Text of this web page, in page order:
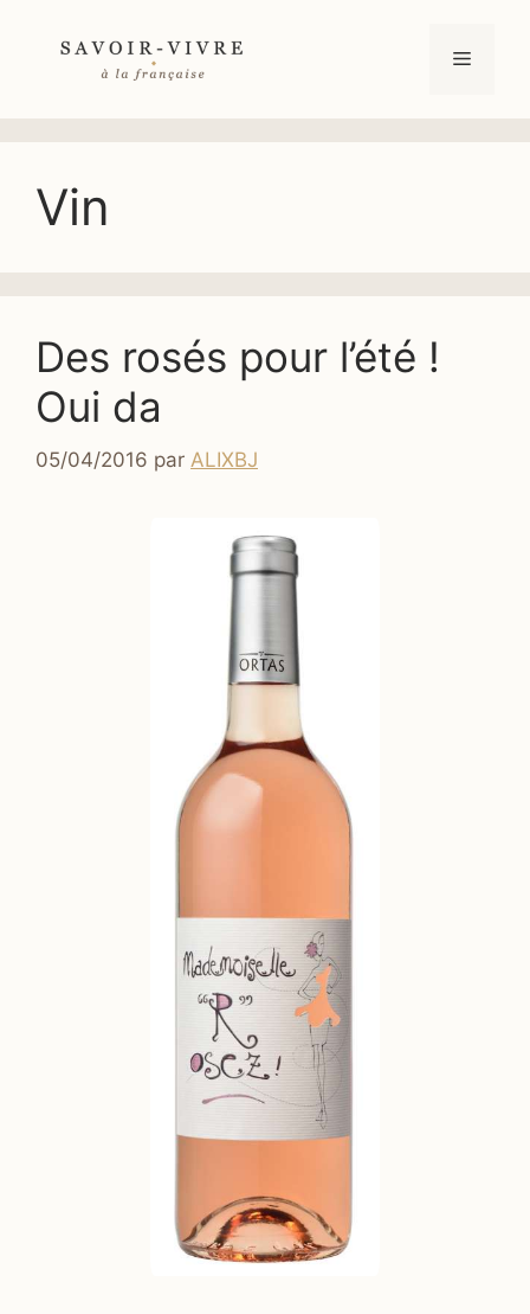
Menu
Vin
Des rosés pour l’été !
Oui da
05/04/2016 par ALIXBJ